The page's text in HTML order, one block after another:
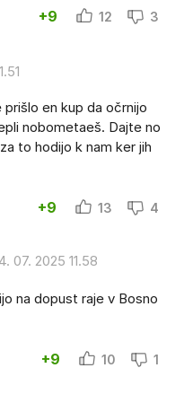
+9 12 3
en kup da očrnijo
nobometaeš. Dajte no
to hodijo k nam ker jih
+9 13 4
07. 2025 11.58
na dopust raje v Bosno
+9 10 1